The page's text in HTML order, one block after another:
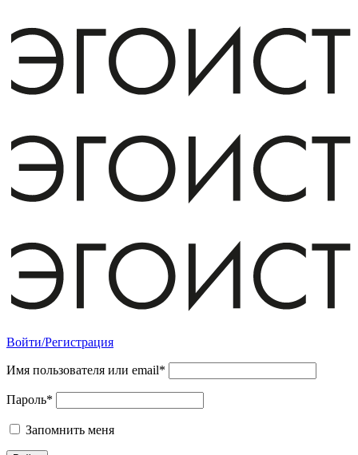
Войти/Регистрация
Имя пользователя или email*
Пароль*
Запомнить меня